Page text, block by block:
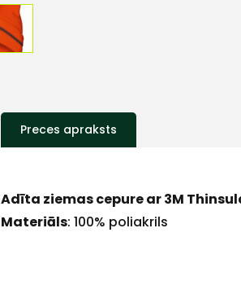
Preces apraksts
Adīta ziemas cepure ar 3M
Materiāls: 100% poliakrils